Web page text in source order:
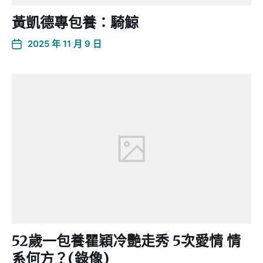
黃凱德專包養：騎鯨
2025 年 11 月 9 日
52歲一包養瞿穎冷艷走秀 5次愛情 情
系何方？(錄像)